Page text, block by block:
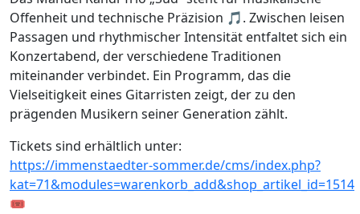
Offenheit und technische Präzision 🎵. Zwischen leisen
Passagen und rhythmischer Intensität entfaltet sich ein
Konzertabend, der verschiedene Traditionen
miteinander verbindet. Ein Programm, das die
Vielseitigkeit eines Gitarristen zeigt, der zu den
prägenden Musikern seiner Generation zählt.
Tickets sind erhältlich unter:
https://immenstaedter-sommer.de/cms/index.php?
kat=71&modules=warenkorb_add&shop_artikel_id=1514
🎟️